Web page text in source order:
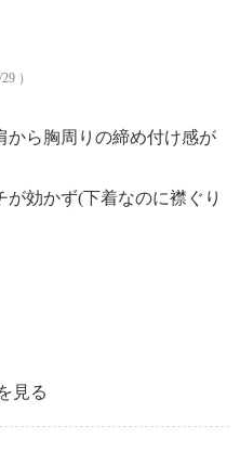
）
から胸周りの締め付け感が
効かず(下着なのに襟ぐり
見る